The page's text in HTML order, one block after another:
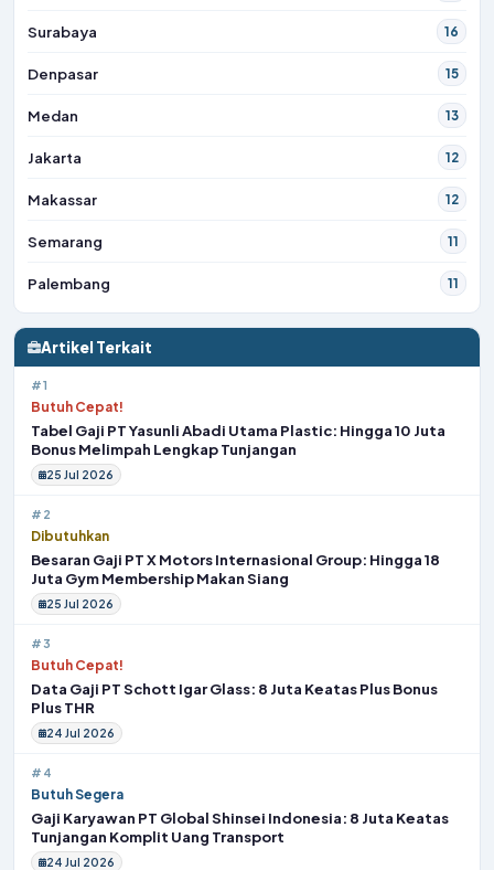
Surabaya 16
Denpasar 15
Medan 13
Jakarta 12
Makassar 12
Semarang 11
Palembang 11
Artikel Terkait
#1
Butuh Cepat!
Tabel Gaji PT Yasunli Abadi Utama Plastic: Hingga 10 Juta
Bonus Melimpah Lengkap Tunjangan
25 Jul 2026
#2
Dibutuhkan
Besaran Gaji PT X Motors Internasional Group: Hingga 18
Juta Gym Membership Makan Siang
25 Jul 2026
#3
Butuh Cepat!
Data Gaji PT Schott Igar Glass: 8 Juta Keatas Plus Bonus
Plus THR
24 Jul 2026
#4
Butuh Segera
Gaji Karyawan PT Global Shinsei Indonesia: 8 Juta Keatas
Tunjangan Komplit Uang Transport
24 Jul 2026